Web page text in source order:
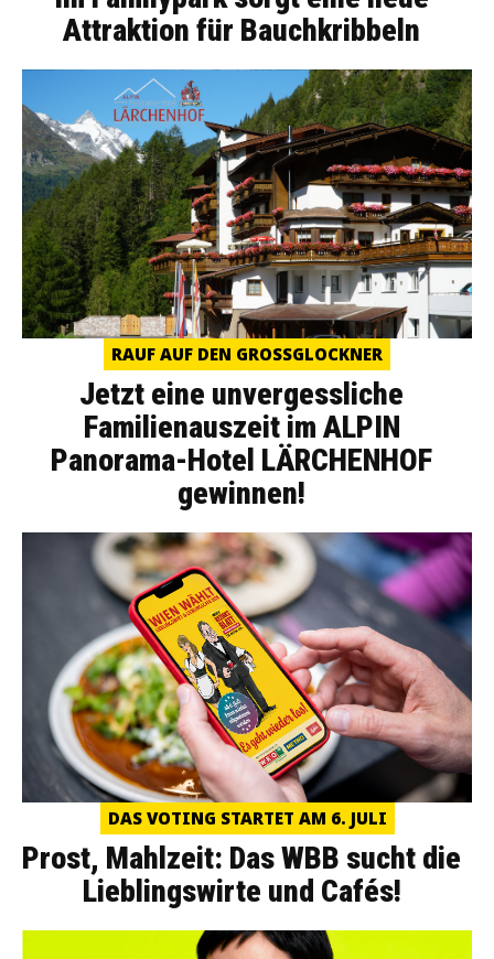
Attraktion für Bauchkribbeln
RAUF AUF DEN GROSSGLOCKNER
Jetzt eine unvergessliche
Familienauszeit im ALPIN
Panorama-Hotel LÄRCHENHOF
gewinnen!
DAS VOTING STARTET AM 6. JULI
Prost, Mahlzeit: Das WBB sucht die
Lieblingswirte und Cafés!